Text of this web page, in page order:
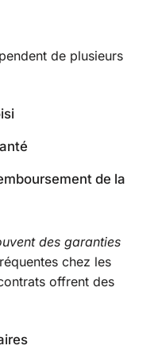
de plusieurs
de la
des garanties
chez les
offrent des